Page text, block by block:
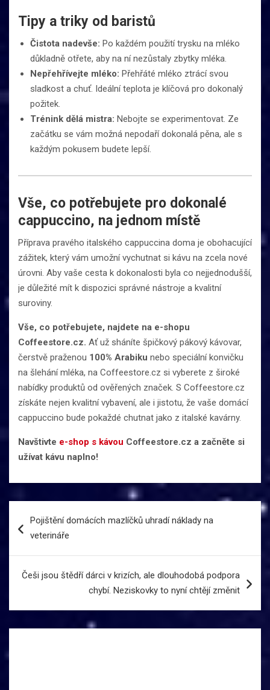
Tipy a triky od baristů
Čistota nadevše: Po každém použití trysku na mléko
důkladně otřete, aby na ní nezůstaly zbytky mléka.
Nepřehřívejte mléko: Přehřáté mléko ztrácí svou
sladkost a chuť. Ideální teplota je klíčová pro dokonalý
požitek.
Trénink dělá mistra: Nebojte se experimentovat. Ze
začátku se vám možná nepodaří dokonalá pěna, ale s
každým pokusem budete lepší.
Vše, co potřebujete pro dokonalé
cappuccino, na jednom místě
Příprava pravého italského cappuccina doma je obohacující
zážitek, který vám umožní vychutnat si kávu na zcela nové
úrovni. Aby vaše cesta k dokonalosti byla co nejjednodušší,
je důležité mít k dispozici správné nástroje a kvalitní
suroviny.
Vše, co potřebujete, najdete na e-shopu
Coffeestore.cz. Ať už sháníte špičkový pákový kávovar,
čerstvě praženou 100% Arabiku nebo speciální konvičku
na šlehání mléka, na Coffeestore.cz si vyberete z široké
nabídky produktů od ověřených značek. S Coffeestore.cz
získáte nejen kvalitní vybavení, ale i jistotu, že vaše domácí
cappuccino bude pokaždé chutnat jako z italské kavárny.
Navštivte e-shop s kávou Coffeestore.cz a začněte si
užívat kávu naplno!
proPojištění domácích mazlíčků uhradí náklady na
veterináře
Češi jsou štědří dárci v krizích, ale dlouhodobá podpora
chybí. Neziskovky to nyní chtějí změnit